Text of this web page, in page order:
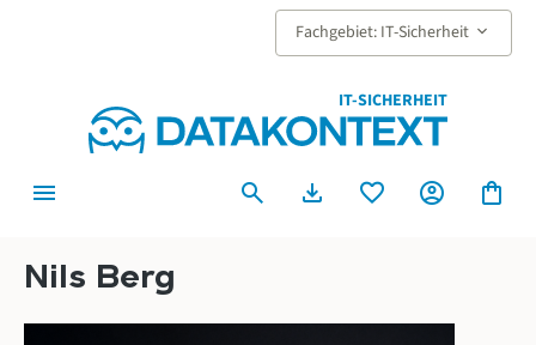
Fachgebiet: IT-Sicherheit keyboard_arrow_down
IT-SICHERHEIT
menu search download favorite account_circle shopping_bag
Nils Berg